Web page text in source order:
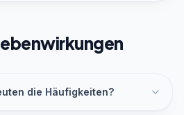
die Häufigkeiten?